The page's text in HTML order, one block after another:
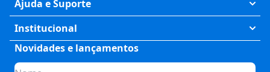
Humanas
Saúde
Ajuda e Suporte
Meus Cursos
Fale Conosco
Perguntas Frequentes
Institucional
Quem somos
Planos de assinatura
Novidades e lançamentos